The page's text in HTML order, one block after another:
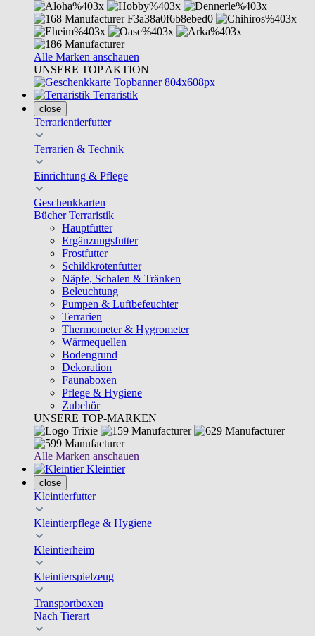
Alle Marken anschauen
UNSERE TOP AKTION
Terraristik
close
Terrarientierfutter
Terrarien & Technik
Einrichtung & Pflege
Geschenkkarten
Bücher Terraristik
Hauptfutter
Ergänzungsfutter
Frostfutter
Schildkrötenfutter
Näpfe, Schalen & Tränken
Beleuchtung
Pumpen & Luftbefeuchter
Terrarien
Thermometer & Hygrometer
Wärmequellen
Bodengrund
Dekoration
Faunaboxen
Pflege & Hygiene
Zubehör
UNSERE TOP-MARKEN
Alle Marken anschauen
Kleintier
close
Kleintierfutter
Kleintierpflege & Hygiene
Kleintierheim
Kleintierspielzeug
Transportboxen
Nach Tierart